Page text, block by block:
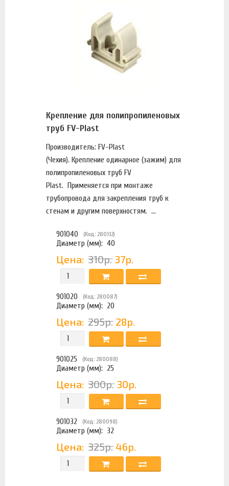
Крепление для полипропиленовых
труб FV-Plast
Производитель: FV-Plast
(Чехия). Крепление одинарное (зажим) для
полипропиленовых труб FV
Plast. Применяется при монтаже
трубопровода для закрепления труб к
стенам и другим поверхностям. ...
901040 (Код: 280132)
Диаметр (мм): 40
Цена: 310р. 37р.
901020 (Код: 280087)
Диаметр (мм): 20
Цена: 295р. 28р.
901025 (Код: 280088)
Диаметр (мм): 25
Цена: 300р. 30р.
901032 (Код: 280098)
Диаметр (мм): 32
Цена: 325р. 46р.